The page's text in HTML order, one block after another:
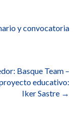
y convocatoria
Basque Team –
educativo:
Iker Sastre →